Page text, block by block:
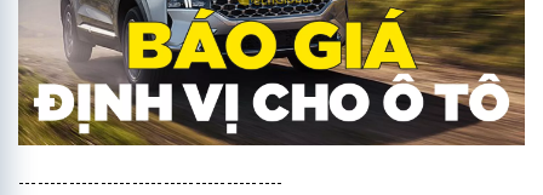
------------------------------------------